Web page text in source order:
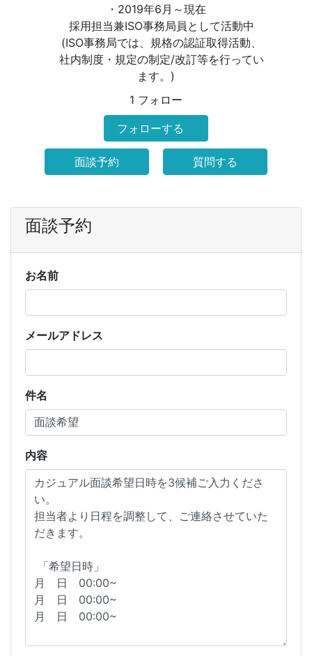
・2019年6月～現在
採用担当兼ISO事務局員として活動中
(ISO事務局では、規格の認証取得活動、
社内制度・規定の制定/改訂等を行ってい
ます。)
1 フォロー
フォローする
面談予約 質問する
面談予約
お名前
メールアドレス
件名
内容